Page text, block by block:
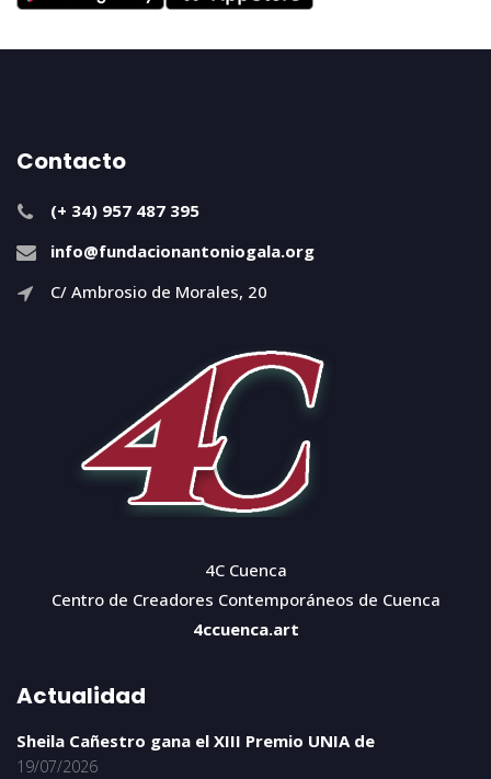
Contacto
(+ 34) 957 487 395
info@fundacionantoniogala.org
C/ Ambrosio de Morales, 20
4C Cuenca
Centro de Creadores Contemporáneos de Cuenca
4ccuenca.art
Actualidad
Sheila Cañestro gana el XIII Premio UNIA de
19/07/2026